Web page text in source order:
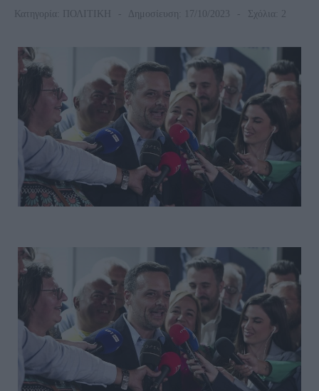
Κατηγορία: ΠΟΛΙΤΙΚΗ Δημοσίευση: 17/10/2023 Σχόλια: 2